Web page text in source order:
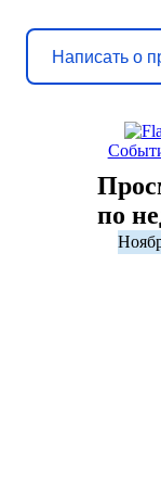
Написать о
по